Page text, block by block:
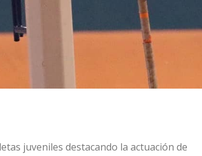
juveniles destacando la actuación de